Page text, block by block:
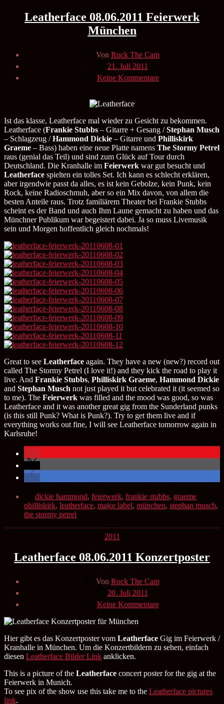
Leatherface 08.06.2011 Feierwerk
München
Beitragsautor
Von Rock The Cam
Veröffentlichungsdatum
21. Juli 2011
Keine Kommentarezu
Leatherface
Ist das klasse, Leatherface mal wieder zu Gesicht zu bekommen.
Leatherface (Frankie Stubbs – Gitarre + Gesang /Stephan Musch
– Schlagzeug /Hammond Dickie – Gitarre und Philliskirk
Graeme – Bass) haben eine neue Platte namens The Stormy Petrel
raus (genial das Teil) und sind zum Glück auf Tour durch
Deutschland. Die Kranhalle im Feierwerk war gut besucht und
Leatherface spielten ein tolles Set. Ich kann es schlecht erklären,
aber irgendwie passt da alles, es ist kein Gebolze, kein Punk, kein
Rock, keine Radioschmuh, aber so ein Mix davon, von allem die
besten Anteile raus. Trotz familiärem Theater bei Frankie Stubbs
scheint es der Band und auch Ihm Laune gemacht zu haben und das
Münchner Publikum war begeistert dabei. Ja so muss Livemusik
sein und Morgen hoffentlich gleich nochmals!
Great to see Leatherface again. They have a new (new?) record out
called The Stormy Petrel (I love it!) and they kick the road to play it
live. And Frankie Stubbs, Philliskirk Graeme, Hammond Dickie
and Stephan Musch not just played it but celebrated it (it seemed so
to me). The Feierwerk was filled and the mood was good, so was
Leatherface and it was another great gig from the Sunderland punks
(is this still Punk? What is Punk?). Try to get them live and if
everything works out fine, I will see Leatherface tomorrow again in
Karlsruhe!
Schlagwörter
dickie hammond, feierwerk, frankie stubbs, graeme
philliskirk, leatherface, major label, münchen, stephan musch,
the stormy petrel
Kategorien
2011
Leatherface 08.06.2011 Konzertposter
Beitragsautor
Von Rock The Cam
Veröffentlichungsdatum
20. Juli 2011
Keine Kommentarezu
Leatherface
Hier gibt es das Konzertposter vom Leatherface Gig im Feierwerk /
Kranhalle in München. Um die Konzertbildern zu sehen, einfach
diesen Leatherface Bilder Link anklicken.
This is a picture of the Leatherface concert poster for the gig at the
Feierwerk in Munich.
To see pix of the show use this take me to the Leatherface pictures
link.